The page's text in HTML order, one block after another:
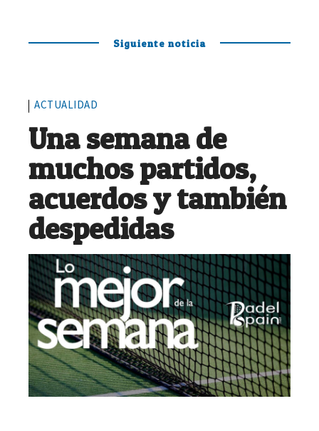
Siguiente noticia
ACTUALIDAD
Una semana de
muchos partidos,
acuerdos y también
despedidas